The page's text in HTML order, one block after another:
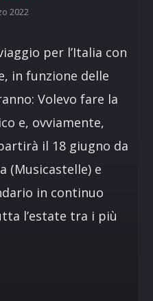
2022
per l’Italia con
in funzione delle
Volevo fare la
e, ovviamente,
il 18 giugno da
(Musicastelle) e
in continuo
l’estate tra i più